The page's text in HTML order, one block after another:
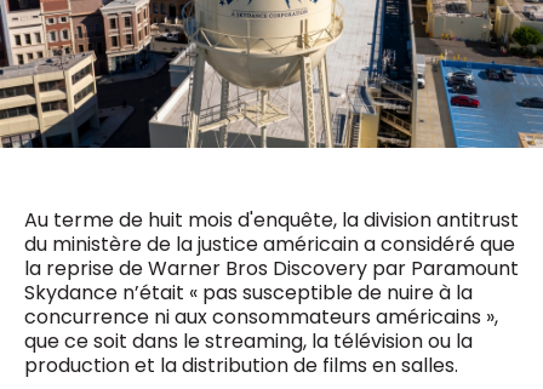
Au terme de huit mois d'enquête, la division antitrust
du ministère de la justice américain a considéré que
la reprise de Warner Bros Discovery par Paramount
Skydance n’était « pas susceptible de nuire à la
concurrence ni aux consommateurs américains »,
que ce soit dans le streaming, la télévision ou la
production et la distribution de films en salles.
0498 88 64 89
f.bouchar@mm.be
Chief Editor
Griet Byl
0475 97 12 57
Chief Editor
Damien Lemaire
0477 37 31 65
d.lemaire@mm.be
VALIDER
NOTRE CONTENU DIGITAL :
5 x week
MM e - News
1 x week
MM Brunch
1 x week
MM Tech
10 x year
MM Best of
Research
10 x year
MM Blue
4 x year
MM Magazine